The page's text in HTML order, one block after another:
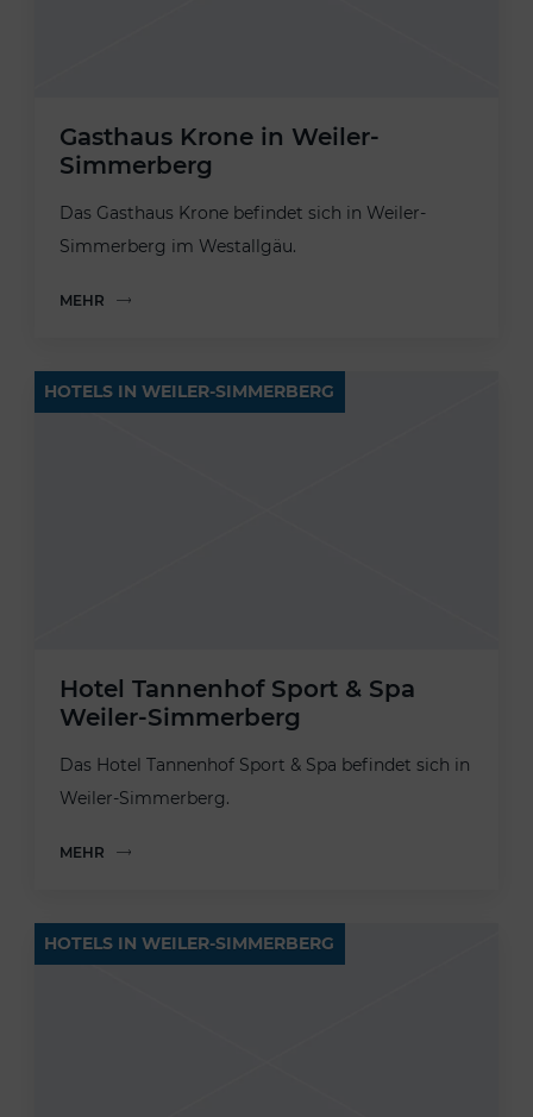
Gasthaus Krone in Weiler-
Simmerberg
Das Gasthaus Krone befindet sich in Weiler-
Simmerberg im Westallgäu.
MEHR
HOTELS IN WEILER-SIMMERBERG
Hotel Tannenhof Sport & Spa
Weiler-Simmerberg
Das Hotel Tannenhof Sport & Spa befindet sich in
Weiler-Simmerberg.
MEHR
HOTELS IN WEILER-SIMMERBERG